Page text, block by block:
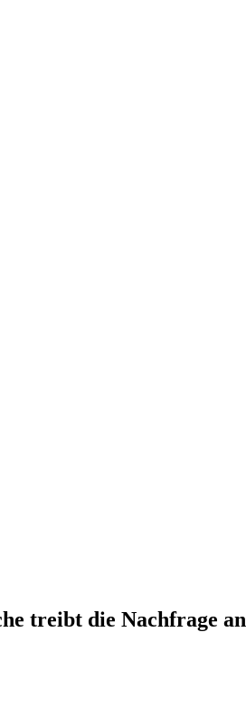
treibt die Nachfrage an